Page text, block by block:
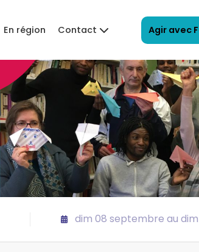
En région Contact Agir avec
dim 08 septembre au